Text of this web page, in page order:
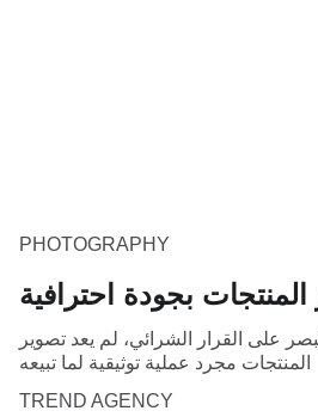
PHOTOGRAPHY
بجودة احترافية
على القرار الشرائي، لم يعد تصوير
المنتجات مجرد عملية توثيقية لما تبيعه
TREND AGENCY